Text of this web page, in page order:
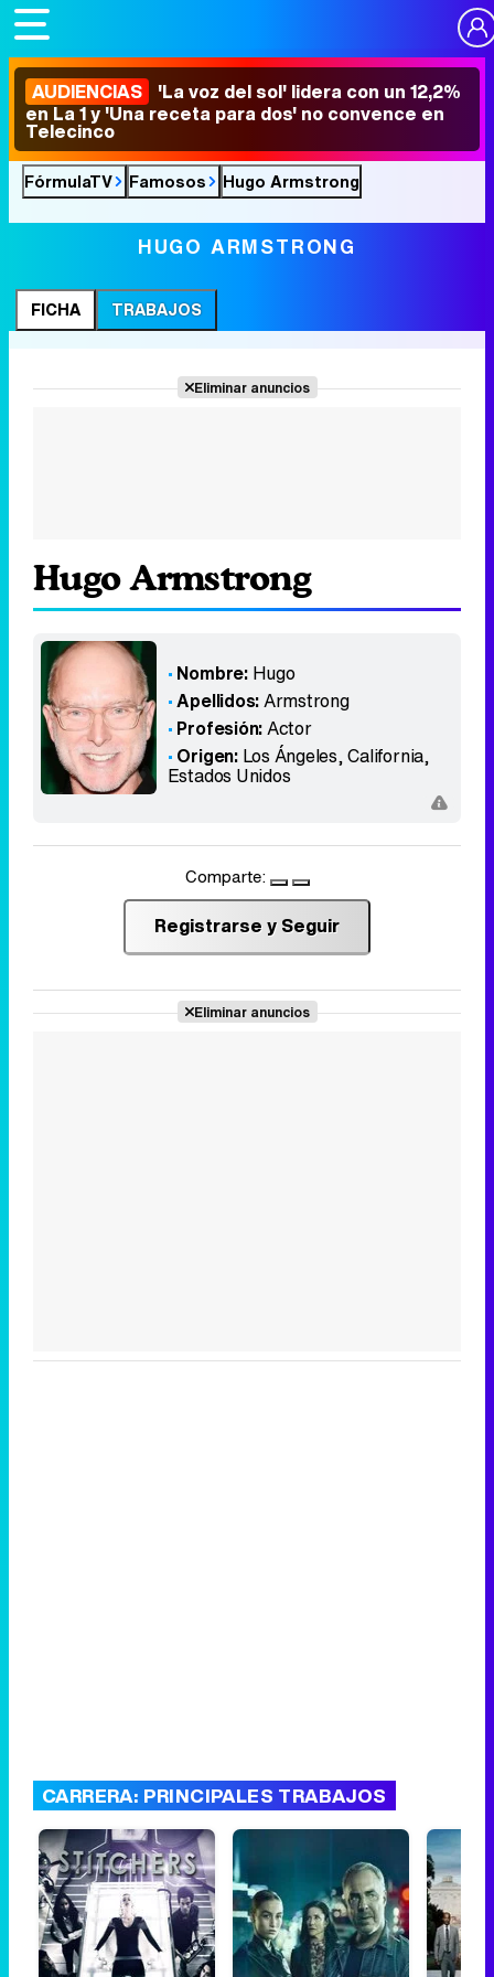
AUDIENCIAS 'La voz del sol' lidera con un 12,2%
en La 1 y 'Una receta para dos' no convence en
Telecinco
FórmulaTV Famosos Hugo Armstrong
HUGO ARMSTRONG
FICHA TRABAJOS
Eliminar anuncios
Hugo Armstrong
Nombre: Hugo
Apellidos:Armstrong
Profesión:Actor
Origen: Los Ángeles, California,
Estados Unidos
Comparte:
Registrarse y Seguir
Eliminar anuncios
CARRERA: PRINCIPALES TRABAJOS